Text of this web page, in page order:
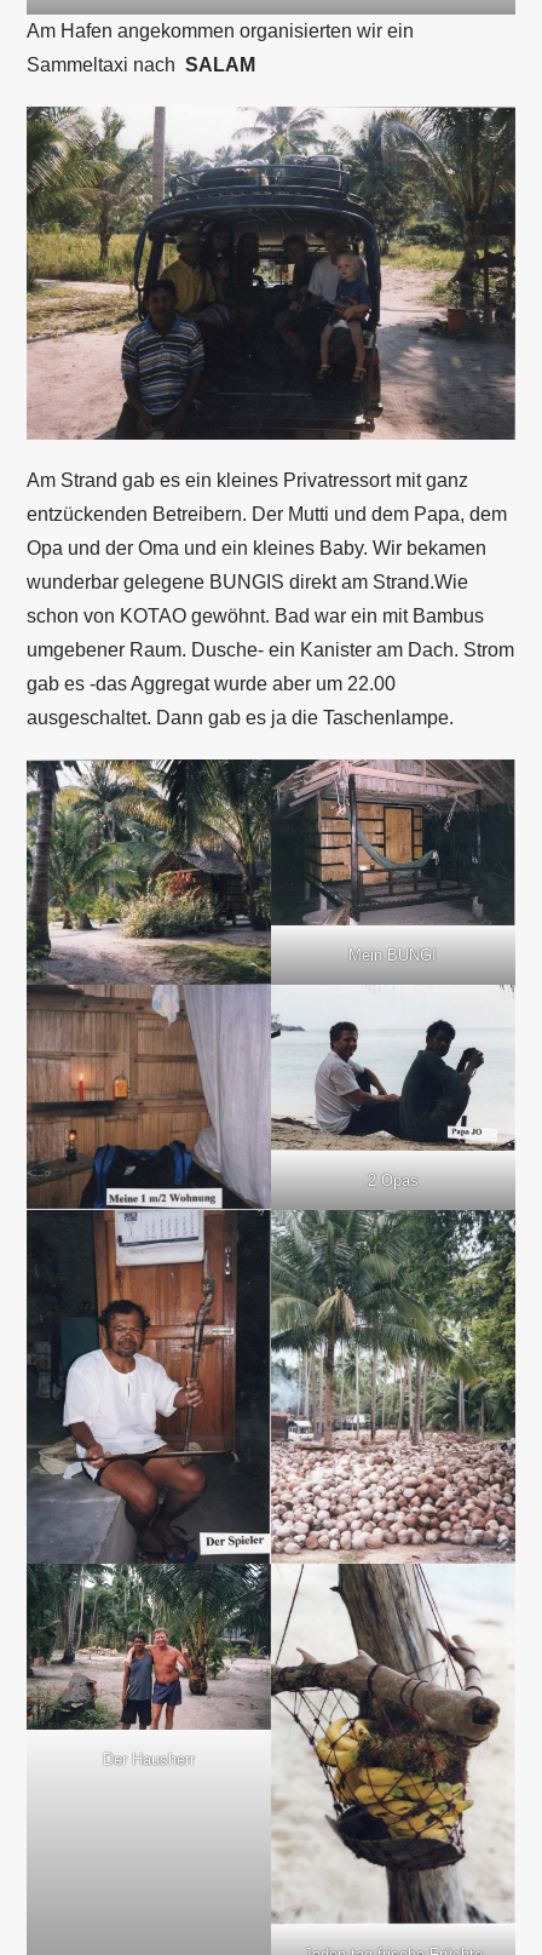
Am Hafen angekommen organisierten wir ein
Sammeltaxi nachSALAM
Am Strand gab es ein kleines Privatressort mit ganz
entzückenden Betreibern. Der Mutti und dem Papa, dem
Opa und der Oma und ein kleines Baby. Wir bekamen
wunderbar gelegene BUNGIS direkt am Strand.Wie
schon von KOTAO gewöhnt. Bad war ein mit Bambus
umgebener Raum. Dusche- ein Kanister am Dach. Strom
gab es -das Aggregat wurde aber um 22.00
ausgeschaltet. Dann gab es ja die Taschenlampe.
Mein BUNGI
2 Opas
Der Hausherr